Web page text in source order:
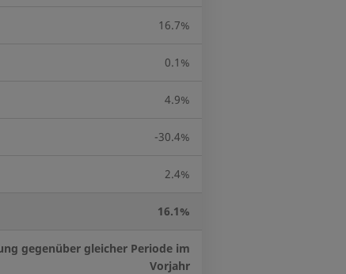
16.7%
0.1%
4.9%
-30.4%
2.4%
16.1%
gegenüber gleicher Periode im
Vorjahr